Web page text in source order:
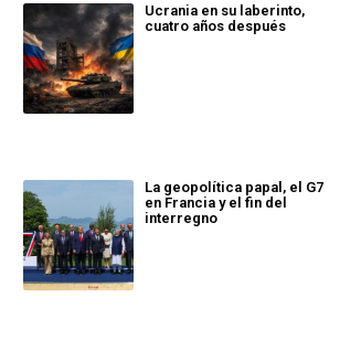
Ucrania en su laberinto,
cuatro años después
La geopolítica papal, el G7
en Francia y el fin del
interregno